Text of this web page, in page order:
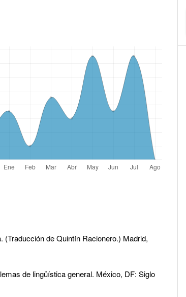
(Traducción de Quintín Racionero.) Madrid,
de lingüística general. México, DF: Siglo